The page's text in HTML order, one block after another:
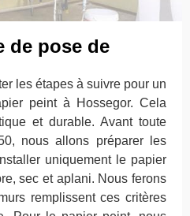
de pose de
les étapes à suivre pour un
peint à Hossegor. Cela
et durable. Avant toute
nous allons préparer les
uniquement le papier
sec et aplani. Nous ferons
remplissent ces critères